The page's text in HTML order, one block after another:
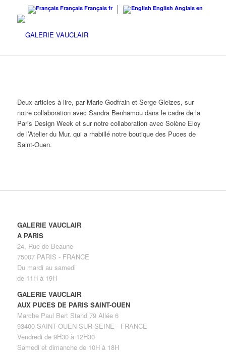
Français Français fr English Anglais en
Deux articles à lire, par Marie Godfrain et Serge Gleizes, sur
notre collaboration avec Sandra Benhamou dans le cadre de la
Paris Design Week et sur notre collaboration avec Solène Eloy
de l’Atelier du Mur, qui a rhabillé notre boutique des Puces de
Saint-Ouen.
GALERIE VAUCLAIR
A PARIS
24, Rue de Beaune
75007 PARIS - FRANCE
Du mardi au samedi
de 11H à 19H
GALERIE VAUCLAIR
AUX PUCES DE PARIS SAINT-OUEN
Marche Paul Bert Stand 79 Allée 6
93400 SAINT-OUEN-SUR-SEINE - FRANCE
Vendredi de 9H30 à 12H30
Samedi et dimanche de 10H à 18H